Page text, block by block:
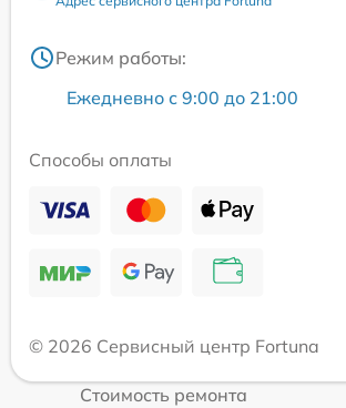
Режим работы:
Ежедневно с 9:00 до 21:00
Способы оплаты
© 2026 Сервисный центр Fortuna
Стоимость ремонта